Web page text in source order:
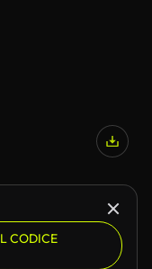
CODICE